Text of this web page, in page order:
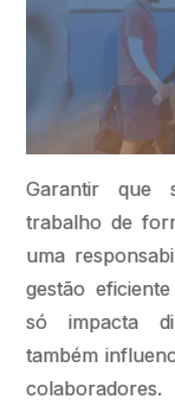
Garantir que
trabalho de
uma
gestão
só impacta
também
colaboradores.